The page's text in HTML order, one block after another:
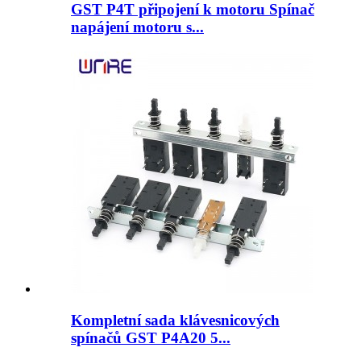
GST P4T připojení k motoru Spínač
napájení motoru s...
Kompletní sada klávesnicových
spínačů GST P4A20 5...